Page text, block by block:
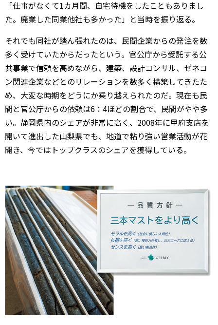
「仕事がなくて1カ月間、自宅待機をしたこともありまし
た。廃業した同業他社も多かった」と当時を振り返る。
それでも同社が踏ん張れたのは、民間企業からの発注を数
多く受けていたからだったという。官公庁から受託する公
共事業で信頼を高めながら、建築、設計コンサル、ゼネコ
ン関連企業などとのリレーションを数多く構築してきたた
め、大変な時期をどうにか乗り越えられたのだ。現在も民
間と官公庁からの依頼は6：4ほどの割合で、民間がやや多
い。静岡県内のシェアが非常に高く、2008年に甲府支店を
開いて進出した山梨県でも、地道で粘り強い営業活動が花
開き、今ではトップクラスのシェアを獲得している。